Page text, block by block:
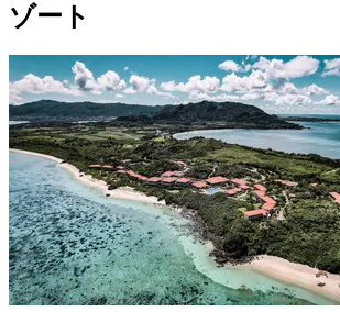
ゾート